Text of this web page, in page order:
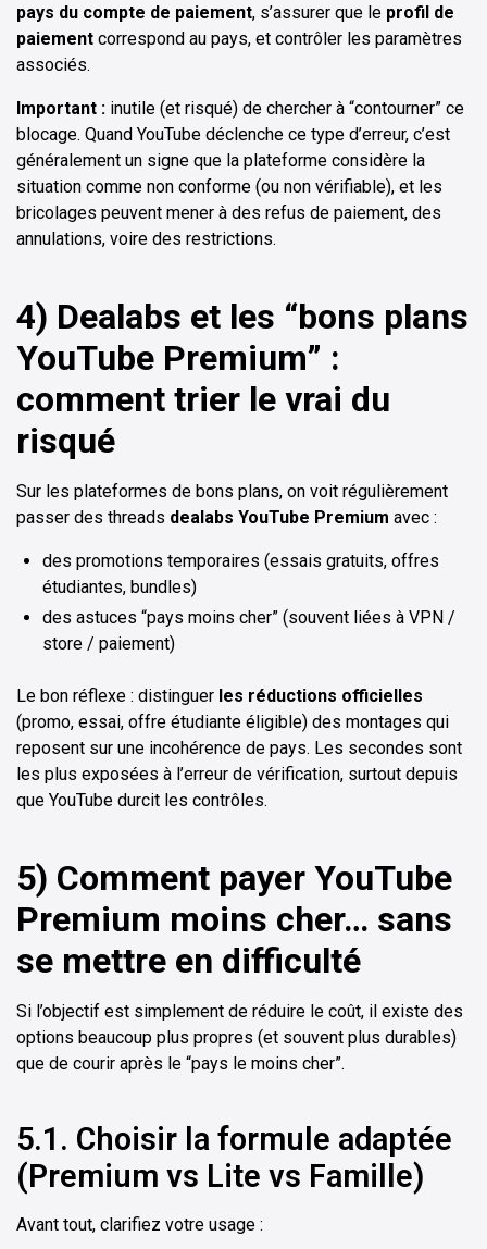
pays du compte de paiement, s’assurer que le profil de
paiement correspond au pays, et contrôler les paramètres
associés.
Important : inutile (et risqué) de chercher à “contourner” ce
blocage. Quand YouTube déclenche ce type d’erreur, c’est
généralement un signe que la plateforme considère la
situation comme non conforme (ou non vérifiable), et les
bricolages peuvent mener à des refus de paiement, des
annulations, voire des restrictions.
4) Dealabs et les “bons plans
YouTube Premium” :
comment trier le vrai du
risqué
Sur les plateformes de bons plans, on voit régulièrement
passer des threads dealabs YouTube Premium avec :
des promotions temporaires (essais gratuits, offres
étudiantes, bundles)
des astuces “pays moins cher” (souvent liées à VPN /
store / paiement)
Le bon réflexe : distinguer les réductions officielles
(promo, essai, offre étudiante éligible) des montages qui
reposent sur une incohérence de pays. Les secondes sont
les plus exposées à l’erreur de vérification, surtout depuis
que YouTube durcit les contrôles.
5) Comment payer YouTube
Premium moins cher… sans
se mettre en difficulté
Si l’objectif est simplement de réduire le coût, il existe des
options beaucoup plus propres (et souvent plus durables)
que de courir après le “pays le moins cher”.
5.1. Choisir la formule adaptée
(Premium vs Lite vs Famille)
Avant tout, clarifiez votre usage :